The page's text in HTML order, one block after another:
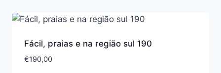
Fácil, praias e na região sul 190
€190,00